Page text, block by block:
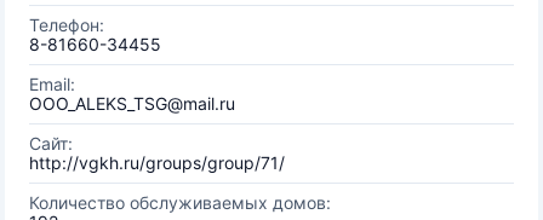
Телефон:
8-81660-34455
Email:
OOO_ALEKS_TSG@mail.ru
Сайт:
http://vgkh.ru/groups/group/71/
Количество обслуживаемых домов: